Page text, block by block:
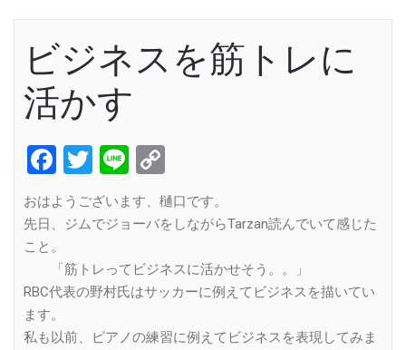
ビジネスを筋トレに
活かす
Facebook
Twitter
Line
Link
おはようございます、樋口です。
先日、ジムでジョーバをしながらTarzan読んでいて感じた
こと。
「筋トレってビジネスに活かせそう。。」
RBC代表の野村氏はサッカーに例えてビジネスを描いてい
ます。
私も以前、ピアノの練習に例えてビジネスを表現してみま